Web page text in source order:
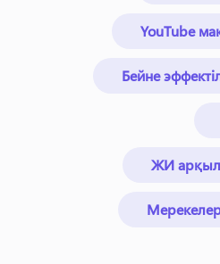
YouTube
Бейне
ЖИ